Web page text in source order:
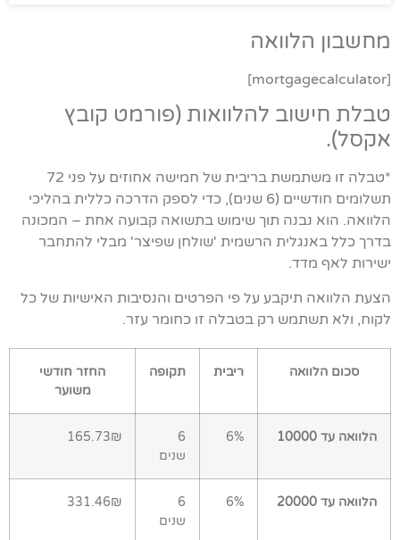
מחשבון הלוואה
[mortgagecalculator]
טבלת חישוב להלוואות (פורמט קובץ
אקסל).
*טבלה זו משתמשת בריבית של חמישה אחוזים על פני 72
תשלומים חודשיים (6 שנים), כדי לספק הדרכה כללית בהליכי
הלוואה. הוא נבנה תוך שימוש בתשואה קבועה אחת – המכונה
בדרך כלל באנגלית הרשמית 'שולחן שפיצר' מבלי להתחבר
ישירות לאף מדד.
הצעת הלוואה תיקבע על פי הפרטים והנסיבות האישיות של כל
לקוח, ולא תשתמש רק בטבלה זו כחומר עזר.
סכום הלוואה ריבית תקופה
החזר חודשי
משוער
הלוואה עד 10000 6%
6
שנים
165.73₪
הלוואה עד 20000 6%
6
שנים
331.46₪